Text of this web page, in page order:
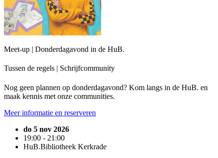
Meet-up | Donderdagavond in de HuB.
Tussen de regels | Schrijfcommunity
Nog geen plannen op donderdagavond? Kom langs in de HuB. en
maak kennis met onze communities.
Meer informatie en reserveren
do 5 nov 2026
19:00 - 21:00
HuB.Bibliotheek Kerkrade